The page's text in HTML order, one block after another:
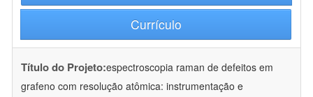
Currículo
Título do Projeto:espectroscopia raman de defeitos em
grafeno com resolução atômica: instrumentação e